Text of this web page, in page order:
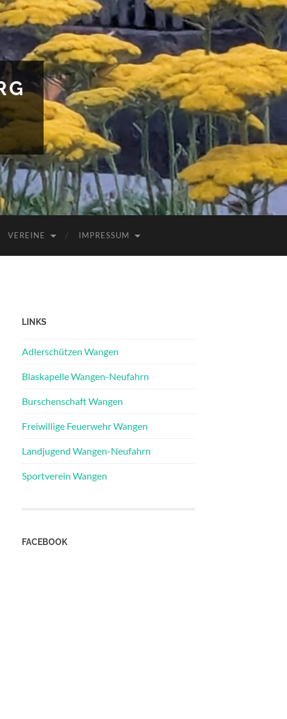
VEREINE IMPRESSUM
LINKS
Adlerschützen Wangen
Blaskapelle Wangen-Neufahrn
Burschenschaft Wangen
Freiwillige Feuerwehr Wangen
Landjugend Wangen-Neufahrn
Sportverein Wangen
FACEBOOK